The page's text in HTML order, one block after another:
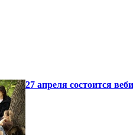
27 апреля состоится